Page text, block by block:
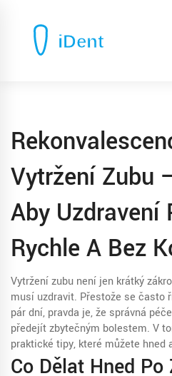
Vytržení Zubu
Aby Uzdravení
Rychle A Bez
Vytržení zubu není jen krátký
musí uzdravit. Přestože se často
pár dní, pravda je, že správná
předejít zbytečným bolestem. V
praktické tipy, které můžete hned
Co Dělat Hned Po